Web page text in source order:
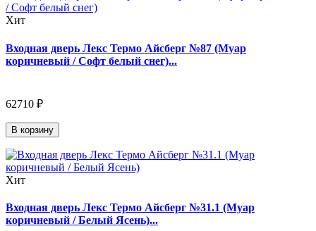
Хит
Входная дверь Лекс Термо Айсберг №87 (Муар
коричневый / Софт белый снег)...
62710 ₽
В корзину
Хит
Входная дверь Лекс Термо Айсберг №31.1 (Муар
коричневый / Белый Ясень)...